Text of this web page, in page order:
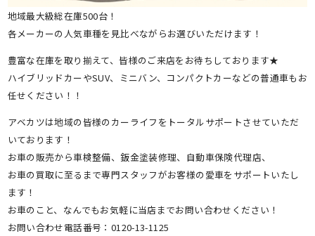
地域最大級総在庫500台！
各メーカーの人気車種を見比べながらお選びいただけます！
豊富な在庫を取り揃えて、皆様のご来店をお待ちしております★
ハイブリッドカーやSUV、ミニバン、コンパクトカーなどの普通車もお
任せください！！
アベカツは地域の皆様のカーライフをトータルサポートさせていただ
いております！
お車の販売から車検整備、鈑金塗装修理、自動車保険代理店、
お車の買取に至るまで専門スタッフがお客様の愛車をサポートいたし
ます！
お車のこと、なんでもお気軽に当店までお問い合わせください！
お問い合わせ電話番号：0120-13-1125